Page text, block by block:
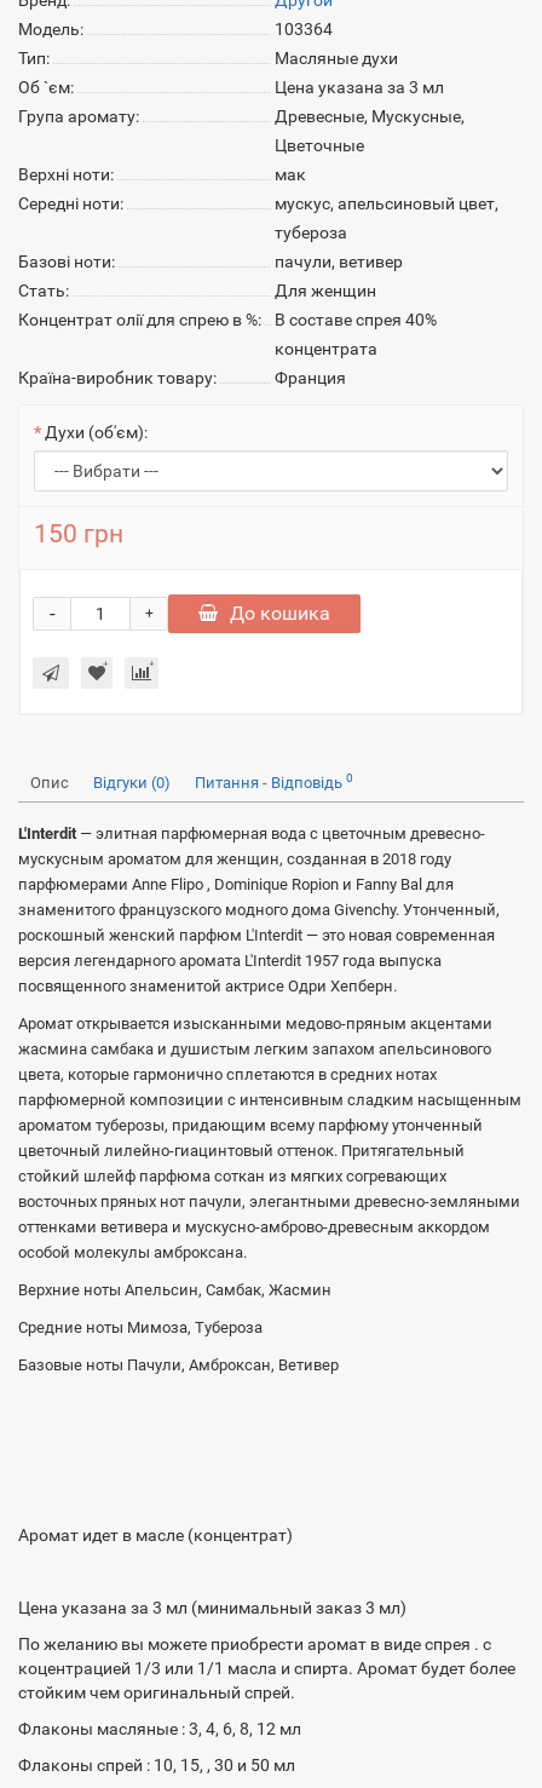
Модель:
103364
Тип:
Масляные духи
Об `єм:
Цена указана за 3 мл
Група аромату:
Древесные, Мускусные,
Цветочные
Верхні ноти:
мак
Середні ноти:
мускус, апельсиновый цвет,
тубероза
Базові ноти:
пачули, ветивер
Стать:
Для женщин
Концентрат олії для спрею в %:
В составе спрея 40%
концентрата
Країна-виробник товару:
Франция
Духи (об'єм):
150 грн
+
- До кошика
Опис Відгуки (0) Питання - Відповідь 0
L'Interdit — элитная парфюмерная вода с цветочным древесно-
мускусным ароматом для женщин, созданная в 2018 году
парфюмерами Anne Flipo , Dominique Ropion и Fanny Bal для
знаменитого французского модного дома Givenchy. Утонченный,
роскошный женский парфюм L'Interdit — это новая современная
версия легендарного аромата L'Interdit 1957 года выпуска
посвященного знаменитой актрисе Одри Хепберн.
Аромат открывается изысканными медово-пряным акцентами
жасмина самбака и душистым легким запахом апельсинового
цвета, которые гармонично сплетаются в средних нотах
парфюмерной композиции с интенсивным сладким насыщенным
ароматом туберозы, придающим всему парфюму утонченный
цветочный лилейно-гиацинтовый оттенок. Притягательный
стойкий шлейф парфюма соткан из мягких согревающих
восточных пряных нот пачули, элегантными древесно-земляными
оттенками ветивера и мускусно-амброво-древесным аккордом
особой молекулы амброксана.
Верхние ноты Апельсин, Самбак, Жасмин
Средние ноты Мимоза, Тубероза
Базовые ноты Пачули, Амброксан, Ветивер
Аромат идет в масле (концентрат)
Цена указана за 3 мл (минимальный заказ 3 мл)
По желанию вы можете приобрести аромат в виде спрея . с
коцентрацией 1/3 или 1/1 масла и спирта. Аромат будет более
стойким чем оригинальный спрей.
Флаконы масляные : 3, 4, 6, 8, 12 мл
Флаконы спрей : 10, 15, , 30 и 50 мл